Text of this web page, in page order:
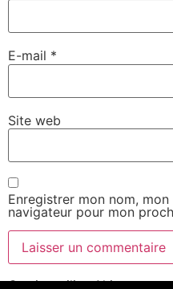
E-mail *
Site web
Enregistrer mon nom,
navigateur pour mon
Ce site utilise Akismet